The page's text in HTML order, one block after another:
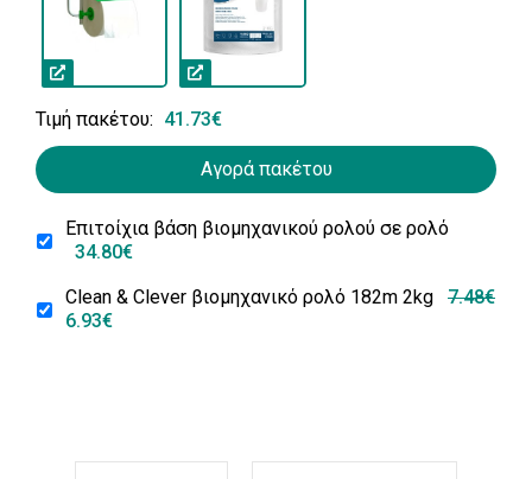
Επιτοίχια βάση βιομηχανικού ρολού σε ρολό
34.80€
Clean & Clever βιομηχανικό ρολό 182m 2kg
7.48€
6.93€
Τιμή πακέτου: 41.73€
Αγορά πακέτου